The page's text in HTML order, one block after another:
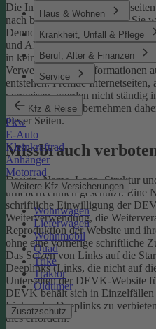
Haus & Wohnen
Krankheit, Unfall & Pflege
Beruf, Alter & Finanzen
Service
Kfz & Reise
Pkw
E-Auto
Kleinkraftrad
Anhänger
Motorrad
Weitere Kfz-Versicherungen
Wohnwagen
Lieferwagen
Wohnmobil
Quad
Trike
Traktor
Oldtimer
Zusatzschutz
Die Inhalte der DEVK-
nach bestem Wissen erstellt. Sie
Dennoch können wir keine
und Aktualität übernehmen. Die
in keinem Fall für Schäden oder
Verwendung von Informationen
entstehen. Fremde
verweisen, werden nicht
Versicherungen übernehmen
dieser Seiten.
Missbrauch
Design, Name, Logo, Struktur
urheberrechtlich geschützt. Eine
schriftliche Einwilligung der
Weiterverwendung, die
Reproduktion der Website und
ohne eine vorherige schriftliche
Das Setzen von Links auf die
Deeplinks (Links, die nicht auf
Unterseiten der DEVK-Website
DEVK behält sich in Einzelfällen
Links oder Deeplinks zu
dies erfordern.